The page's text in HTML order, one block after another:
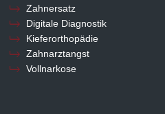
Zahnersatz
Digitale Diagnostik
Kieferorthopädie
Zahnarztangst
Vollnarkose